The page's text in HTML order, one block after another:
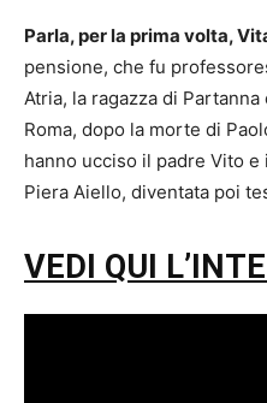
Parla, per la prima volta,
pensione, che fu
Atria, la ragazza di
Roma, dopo la morte di
hanno ucciso il padre Vito
Piera Aiello, diventata poi
VEDI QUI